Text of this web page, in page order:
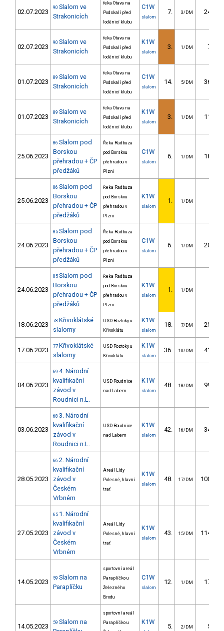
02.07.2023
90 Slalom ve
Strakonicích
řeka Otava na
Podskalí před
loděnicí klubu
C1W
slalom
7. 3/DM 24.47
02.07.2023
90 Slalom ve
Strakonicích
řeka Otava na
Podskalí před
loděnicí klubu
K1W
slalom
3. 1/DM 7.84
01.07.2023
89 Slalom ve
Strakonicích
řeka Otava na
Podskalí před
loděnicí klubu
C1W
slalom
14. 5/DM 36.81
01.07.2023
89 Slalom ve
Strakonicích
řeka Otava na
Podskalí před
loděnicí klubu
K1W
slalom
3. 1/DM 11.45
25.06.2023
86 Slalom pod
Borskou
přehradou + ČP
předžáků
Řeka Radbuza
pod Borskou
přehradou v
Plzni
C1W
slalom
6. 1/DM 18.70
25.06.2023
86 Slalom pod
Borskou
přehradou + ČP
předžáků
Řeka Radbuza
pod Borskou
přehradou v
Plzni
K1W
slalom
1. 1/DM
24.06.2023
85 Slalom pod
Borskou
přehradou + ČP
předžáků
Řeka Radbuza
pod Borskou
přehradou v
Plzni
C1W
slalom
6. 1/DM 20.80
24.06.2023
85 Slalom pod
Borskou
přehradou + ČP
předžáků
Řeka Radbuza
pod Borskou
přehradou v
Plzni
K1W
slalom
1. 1/DM
18.06.2023 78 Křivoklátské
slalomy
USD Roztoky u
Křivoklátu
K1W
slalom
18. 7/DM 25.28
17.06.2023 77 Křivoklátské
slalomy
USD Roztoky u
Křivoklátu
K1W
slalom
36. 10/DM 41.77
04.06.2023
69 4. Národní
kvalifikační
závod v
Roudnici n.L.
USD Roudnice
nad Labem
K1W
slalom
48. 18/DM 99.92
03.06.2023
68 3. Národní
kvalifikační
závod v
Roudnici n.L.
USD Roudnice
nad Labem
K1W
slalom
42. 16/DM 34.78
28.05.2023
66 2. Národní
kvalifikační
závod v
Českém
Vrbném
Areál Lídy
Polesné, hlavní
trať
K1W
slalom
48. 17/DM 100.85
27.05.2023
65 1. Národní
kvalifikační
závod v
Českém
Vrbném
Areál Lídy
Polesné, hlavní
trať
K1W
slalom
43. 15/DM 114.44
14.05.2023 59 Slalom na
Paraplíčku
sportovní areál
Paraplíčko u
Železného
Brodu
C1W
slalom
12. 1/DM 17.00
14.05.2023 59 Slalom na
sportovní areál
Paraplíčko u
K1W
5. 2/DM 5.50